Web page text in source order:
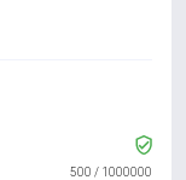
500 / 1000000